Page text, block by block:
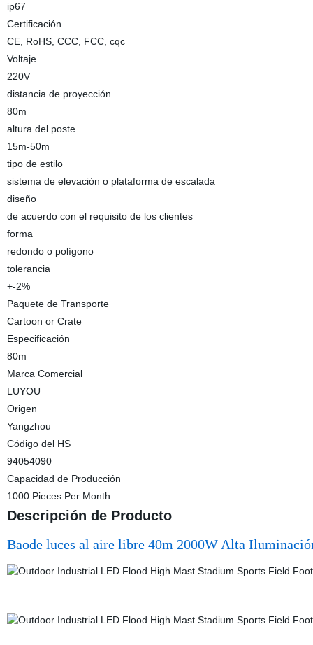
ip67
Certificación
CE, RoHS, CCC, FCC, cqc
Voltaje
220V
distancia de proyección
80m
altura del poste
15m-50m
tipo de estilo
sistema de elevación o plataforma de escalada
diseño
de acuerdo con el requisito de los clientes
forma
redondo o polígono
tolerancia
+-2%
Paquete de Transporte
Cartoon or Crate
Especificación
80m
Marca Comercial
LUYOU
Origen
Yangzhou
Código del HS
94054090
Capacidad de Producción
1000 Pieces Per Month
Descripción de Producto
Baode luces al aire libre 40m 2000W Alta